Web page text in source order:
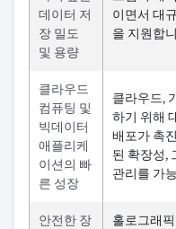
데이터 저
장 밀도
및 용량
이면서 대
을 지원합
클라우드
컴퓨팅 및
빅데이터
애플리케
이션의 빠
른 성장
클라우드,
하기 위해
배포가 촉
된 확장성,
관리를 가
안전한 장
홀로그래